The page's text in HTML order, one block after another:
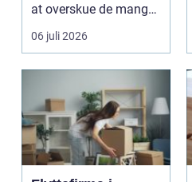
at overskue de mange
gul...
06 juli 2026